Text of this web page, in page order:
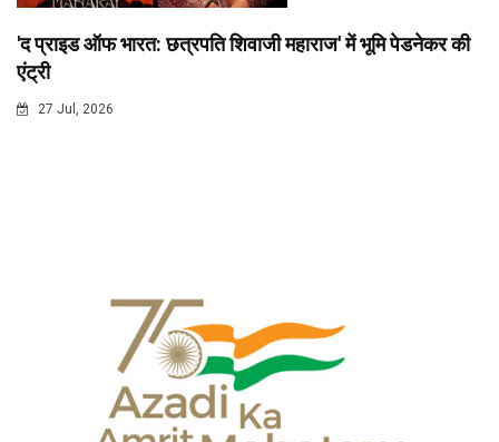
'द प्राइड ऑफ भारत: छत्रपति शिवाजी महाराज' में भूमि पेडनेकर की
एंट्री
27 Jul, 2026